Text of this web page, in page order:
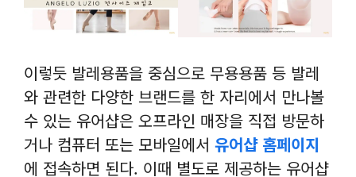
이렇듯 발레용품을 중심으로 무용용품 등 발레
와 관련한 다양한 브랜드를 한 자리에서 만나볼
수 있는 유어샵은 오프라인 매장을 직접 방문하
거나 컴퓨터 또는 모바일에서 유어샵 홈페이지
에 접속하면 된다. 이때 별도로 제공하는 유어샵